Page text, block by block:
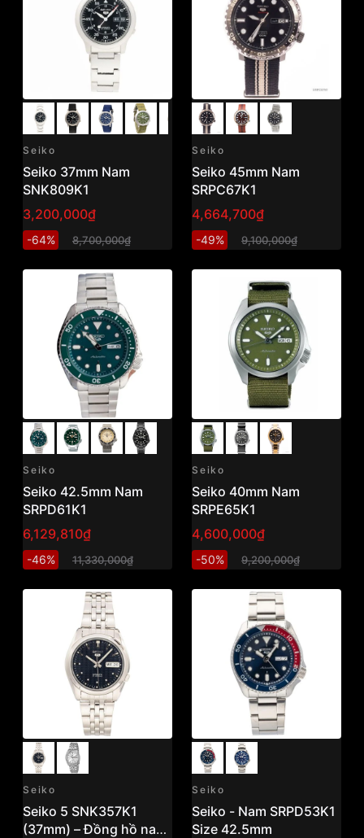
Seiko
Seiko 37mm Nam
SNK809K1
3,200,000₫
-64% 8,700,000₫
Seiko
Seiko 45mm Nam
SRPC67K1
4,664,700₫
-49% 9,100,000₫
Seiko
Seiko 42.5mm Nam
SRPD61K1
6,129,810₫
-46% 11,330,000₫
Seiko
Seiko 40mm Nam
SRPE65K1
4,600,000₫
-50% 9,200,000₫
Seiko
Seiko 5 SNK357K1
(37mm) – Đồng hồ nam
Seiko
Seiko - Nam SRPD53K1
Size 42.5mm